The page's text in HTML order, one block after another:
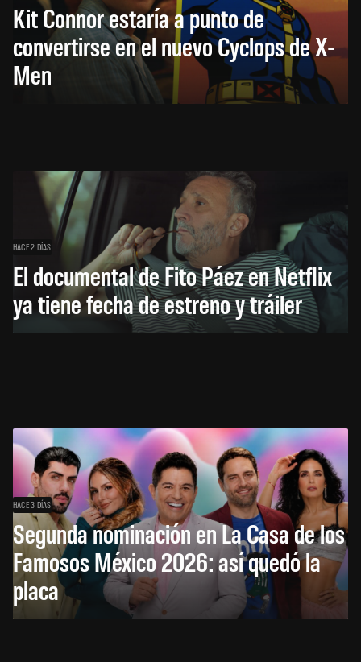
Kit Connor estaría a punto de
convertirse en el nuevo Cyclops de X-
Men
HACE 2 DÍAS
El documental de Fito Páez en Netflix
ya tiene fecha de estreno y tráiler
HACE 3 DÍAS
Segunda nominación en La Casa de los
Famosos México 2026: así quedó la
placa